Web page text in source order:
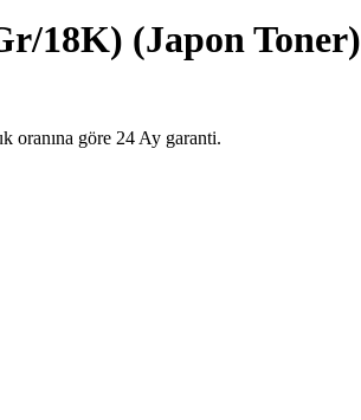
18K) (Japon Toner)
göre 24 Ay garanti.